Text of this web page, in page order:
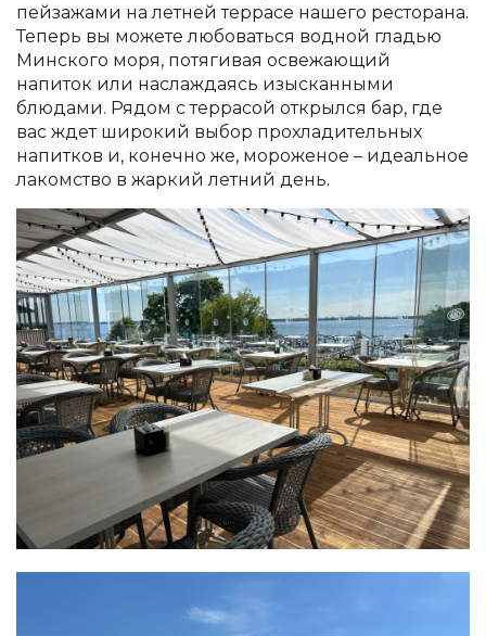
пейзажами на летней террасе нашего ресторана.
Теперь вы можете любоваться водной гладью
Минского моря, потягивая освежающий
напиток или наслаждаясь изысканными
блюдами. Рядом с террасой открылся бар, где
вас ждет широкий выбор прохладительных
напитков и, конечно же, мороженое – идеальное
лакомство в жаркий летний день.